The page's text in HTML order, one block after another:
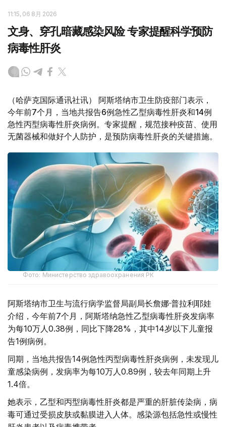
11:15, 06 8月 2026
文身、穿孔暗藏感染风险 专家提醒科学预防
病毒性肝炎
（哈萨克国际通讯社讯） 阿斯塔纳市卫生防疫部门表示，
今年前7个月，当地共报告6例急性乙型病毒性肝炎和14例
急性丙型病毒性肝炎病例。专家提醒，规范接种疫苗、使用
无菌器械和做好个人防护，是预防病毒性肝炎的关键措施。
Фото: Министерство здравоохранения РК
阿斯塔纳市卫生与流行病学监督局副局长詹娜·普拉利耶娃
介绍，今年前7个月，阿斯塔纳急性乙型病毒性肝炎发病率
为每10万人0.38例，同比下降28%，其中14岁以下儿童报
告1例病例。
同期，当地共报告14例急性丙型病毒性肝炎病例，未发现儿
童感染病例，发病率为每10万人0.89例，较去年同期上升
1.4倍。
她表示，乙型和丙型病毒性肝炎都是严重的肝脏传染病，病
毒可通过受损皮肤或黏膜进入人体。感染源包括急性或慢性